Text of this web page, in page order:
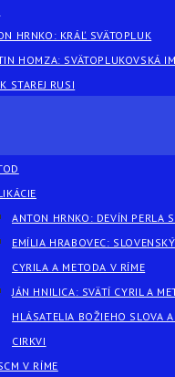
HRNKO: KRÁĽ SVÄTOPLUK
HOMZA: SVÄTOPLUKOVSKÁ
STAREJ RUSI
ANTON HRNKO: DEVÍN PERLA
EMÍLIA HRABOVEC:
CYRILA A METODA V RÍME
JÁN HNILICA: SVÄTÍ CYRIL A
HLÁSATELIA BOŽIEHO SLOVA
CIRKVI
V RÍME